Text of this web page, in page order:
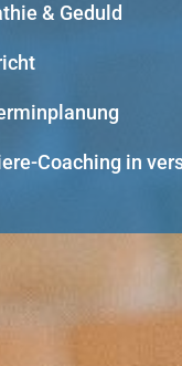
& Geduld
Coaching in